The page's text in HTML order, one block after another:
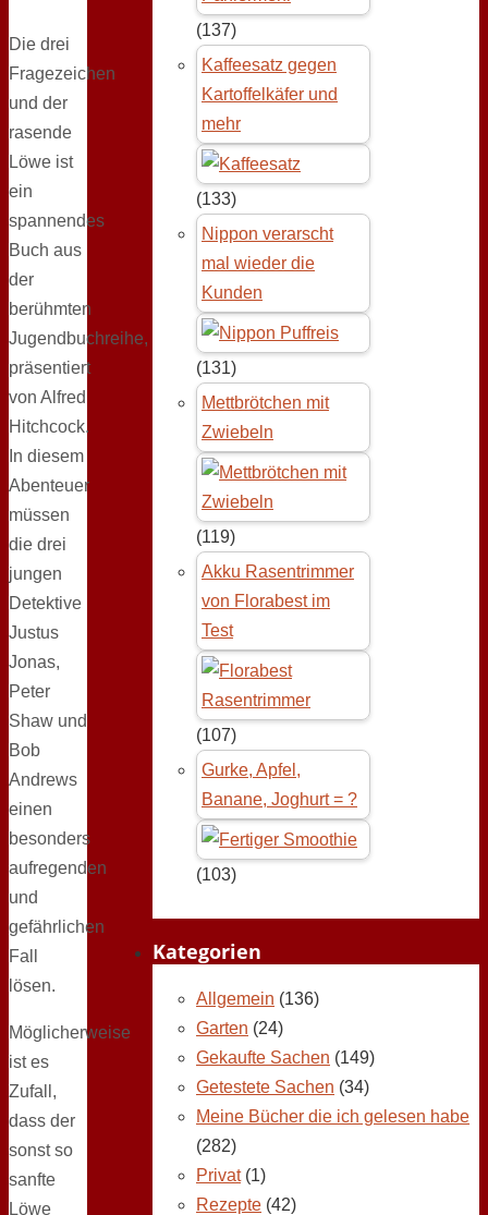
Die drei
Fragezeichen
und der
rasende
Löwe ist
ein
spannendes
Buch aus
der
berühmten
Jugendbuchreihe,
präsentiert
von Alfred
Hitchcock.
In diesem
Abenteuer
müssen
die drei
jungen
Detektive
Justus
Jonas,
Peter
Shaw und
Bob
Andrews
einen
besonders
aufregenden
und
gefährlichen
Fall
lösen.
Möglicherweise
ist es
Zufall,
dass der
sonst so
sanfte
Löwe
(137)
Kaffeesatz gegen
Kartoffelkäfer und
mehr
(133)
Nippon verarscht
mal wieder die
Kunden
(131)
Mettbrötchen mit
Zwiebeln
(119)
Akku Rasentrimmer
von Florabest im
Test
(107)
Gurke, Apfel,
Banane, Joghurt = ?
(103)
Kategorien
Allgemein (136)
Garten (24)
Gekaufte Sachen (149)
Getestete Sachen (34)
Meine Bücher die ich gelesen habe
(282)
Privat(1)
Rezepte (42)